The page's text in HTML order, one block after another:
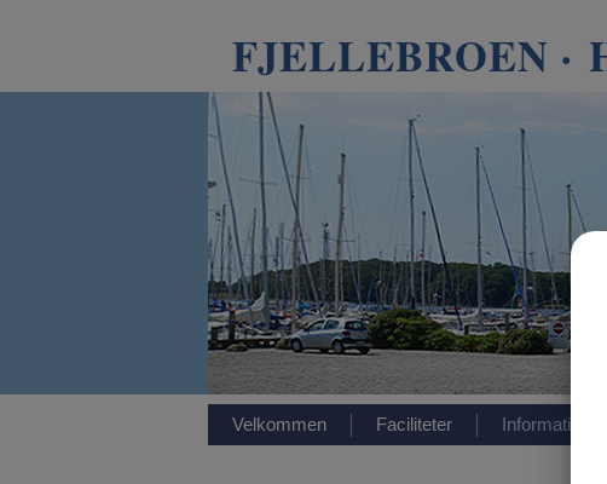
FJELLEBROEN ·
Velkommen Faciliteter Information